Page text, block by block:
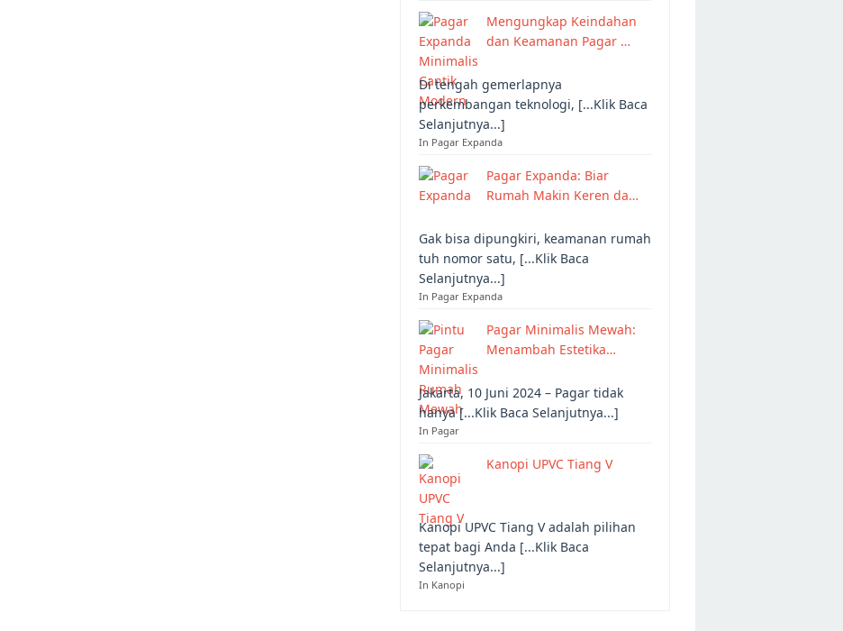
Mengungkap Keindahan
dan Keamanan Pagar …
Di tengah gemerlapnya
perkembangan teknologi, [...Klik Baca
Selanjutnya...]
In Pagar Expanda
Pagar Expanda: Biar
Rumah Makin Keren da…
Gak bisa dipungkiri, keamanan rumah
tuh nomor satu, [...Klik Baca
Selanjutnya...]
In Pagar Expanda
Pagar Minimalis Mewah:
Menambah Estetika…
Jakarta, 10 Juni 2024 – Pagar tidak
hanya [...Klik Baca Selanjutnya...]
In Pagar
Kanopi UPVC Tiang V
Kanopi UPVC Tiang V adalah pilihan
tepat bagi Anda [...Klik Baca
Selanjutnya...]
In Kanopi